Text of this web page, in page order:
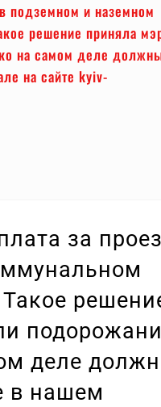
подземном и наземном
решение приняла
на самом деле
на сайте kyiv-
за
деле
в нашем